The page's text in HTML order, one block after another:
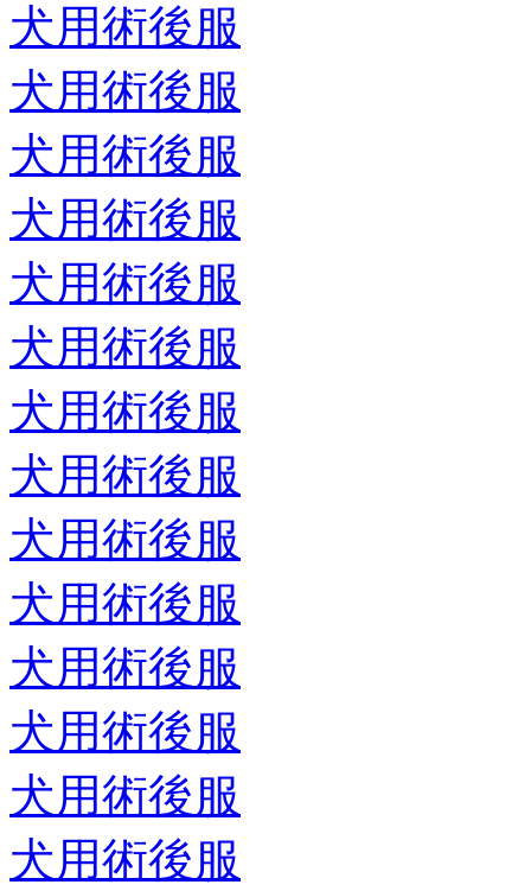
犬用術後服
犬用術後服
犬用術後服
犬用術後服
犬用術後服
犬用術後服
犬用術後服
犬用術後服
犬用術後服
犬用術後服
犬用術後服
犬用術後服
犬用術後服
犬用術後服